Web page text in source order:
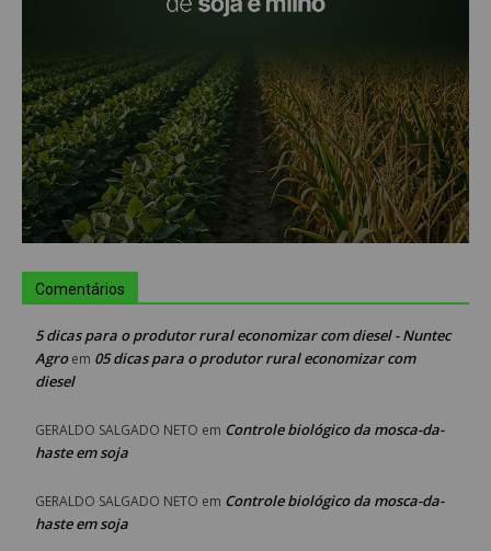
Comentários
5 dicas para o produtor rural economizar com diesel - Nuntec
Agroem 05 dicas para o produtor rural economizar com
diesel
GERALDO SALGADO NETO em Controle biológico da mosca-da-
haste em soja
GERALDO SALGADO NETO em Controle biológico da mosca-da-
haste em soja